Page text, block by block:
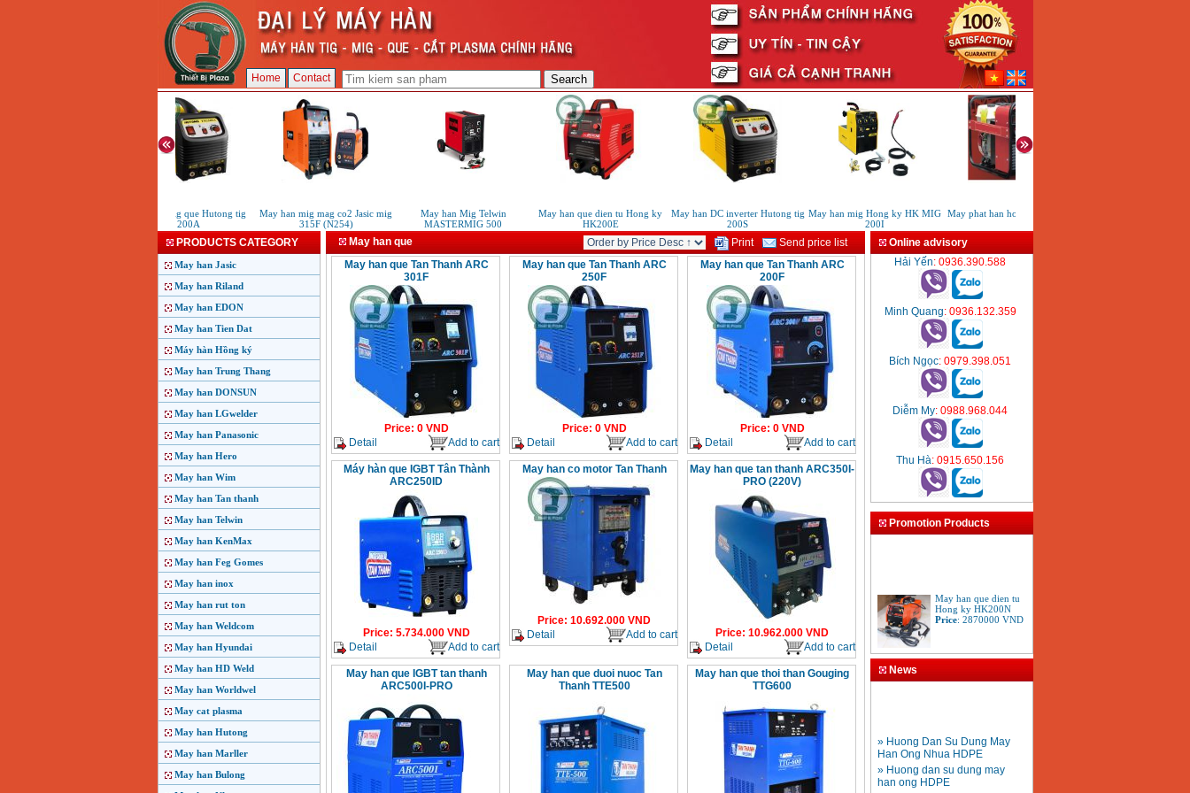
Home Contact
May han tig que Hutong tig
200A
May han mig mag co2 Jasic mig
315F (N254)
May han Mig Telwin
MASTERMIG 500
May han que dien tu Hong ky
HK200E
May han DC inverter Hutong tig
200S
May han mig Hong ky HK MIG
200I
May phat han ho quang HB150
PRODUCTS CATEGORY
May han Jasic
May han Riland
May han EDON
May han Tien Dat
Máy hàn Hồng ký
May han Trung Thang
May han DONSUN
May han LGwelder
May han Panasonic
May han Hero
May han Wim
May han Tan thanh
May han Telwin
May han KenMax
May han Feg Gomes
May han inox
May han rut ton
May han Weldcom
May han Hyundai
May han HD Weld
May han Worldwel
May cat plasma
May han Hutong
May han Marller
May han Bulong
May han que Print
Send price list
May han que Tan Thanh ARC
301F
Price: 0VND
Detail
Add to cart
May han que Tan Thanh ARC
250F
Price: 0VND
Detail
Add to cart
May han que Tan Thanh ARC
200F
Price: 0VND
Detail
Add to cart
Máy hàn que IGBT Tân Thành
ARC250ID
Price: 5.734.000VND
Detail
Add to cart
May han co motor Tan Thanh
Price: 10.692.000 VND
Detail
Add to cart
May han que tan thanh ARC350I-
PRO (220V)
Price: 10.962.000 VND
Detail
Add to cart
May han que IGBT tan thanh
ARC500I-PRO
May han que duoi nuoc Tan
Thanh TTE500
May han que thoi than Gouging
TTG600
Online advisory
Hải Yến: 0936.390.588
Minh Quang: 0936.132.359
Bích Ngọc: 0979.398.051
Diễm My: 0988.968.044
Thu Hà: 0915.650.156
Promotion Products
Hong ky HK200N
Price:2870000VND
News
Han Ong Nhua HDPE
» Huong dan su dung may
han ong HDPE